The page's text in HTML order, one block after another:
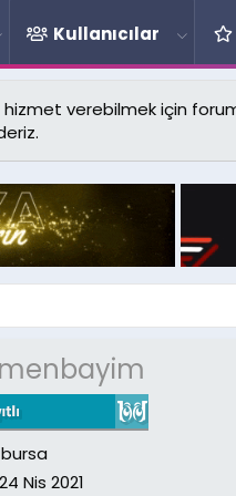
Kullanıcılar
verebilmek için
bursa
24 Nis 2021